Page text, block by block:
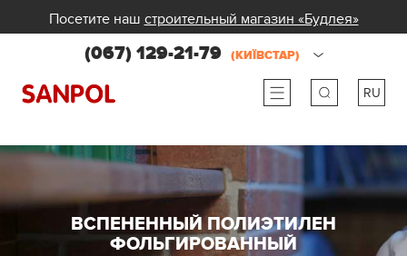
Посетите наш строительный магазин «Будлея»
(067) 129-21-79 (КИЇВСТАР)
RU
ua
ВСПЕНЕННЫЙ ПОЛИЭТИЛЕН
ФОЛЬГИРОВАННЫЙ